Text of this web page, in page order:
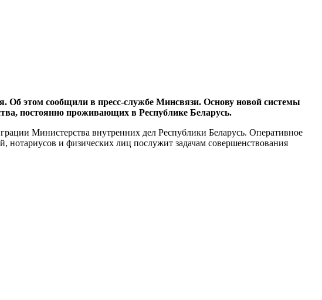
Об этом сообщили в пресс-службе Минсвязи. Основу новой системы
постоянно проживающих в Республике Беларусь.
Министерства внутренних дел Республики Беларусь. Оперативное
и физических лиц послужит задачам совершенствования